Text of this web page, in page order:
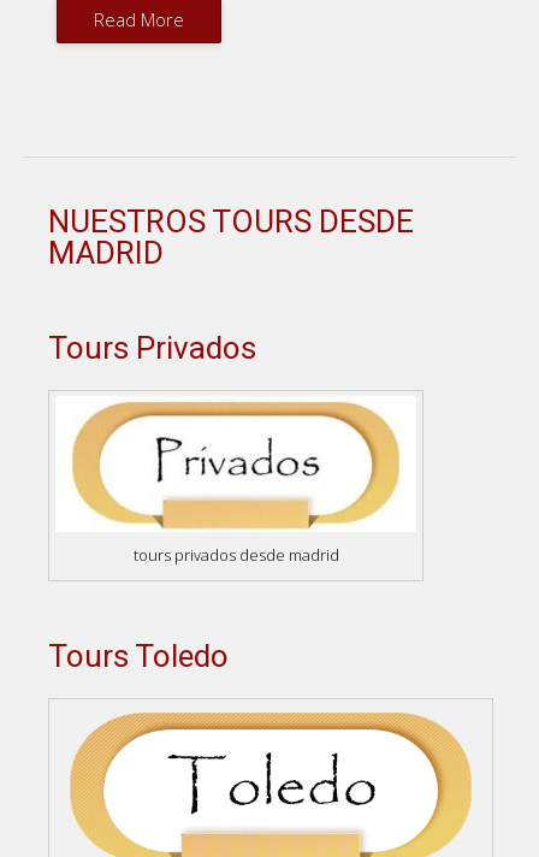
Read More
NUESTROS TOURS DESDE
MADRID
Tours Privados
tours privados desde madrid
Tours Toledo